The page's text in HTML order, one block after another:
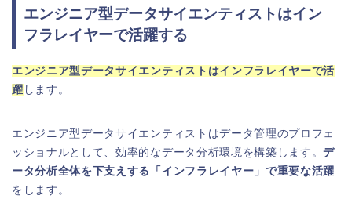
エンジニア型データサイエンティストはイン
フラレイヤーで活躍する
エンジニア型データサイエンティストはインフラレイヤーで活
躍 します。
エンジニア型データサイエンティストはデータ管理のプロフェ
ッショナルとして、効率的なデータ分析環境を構築します。デ
ータ分析全体を下支えする「インフラレイヤー」で重要な活躍
をします。